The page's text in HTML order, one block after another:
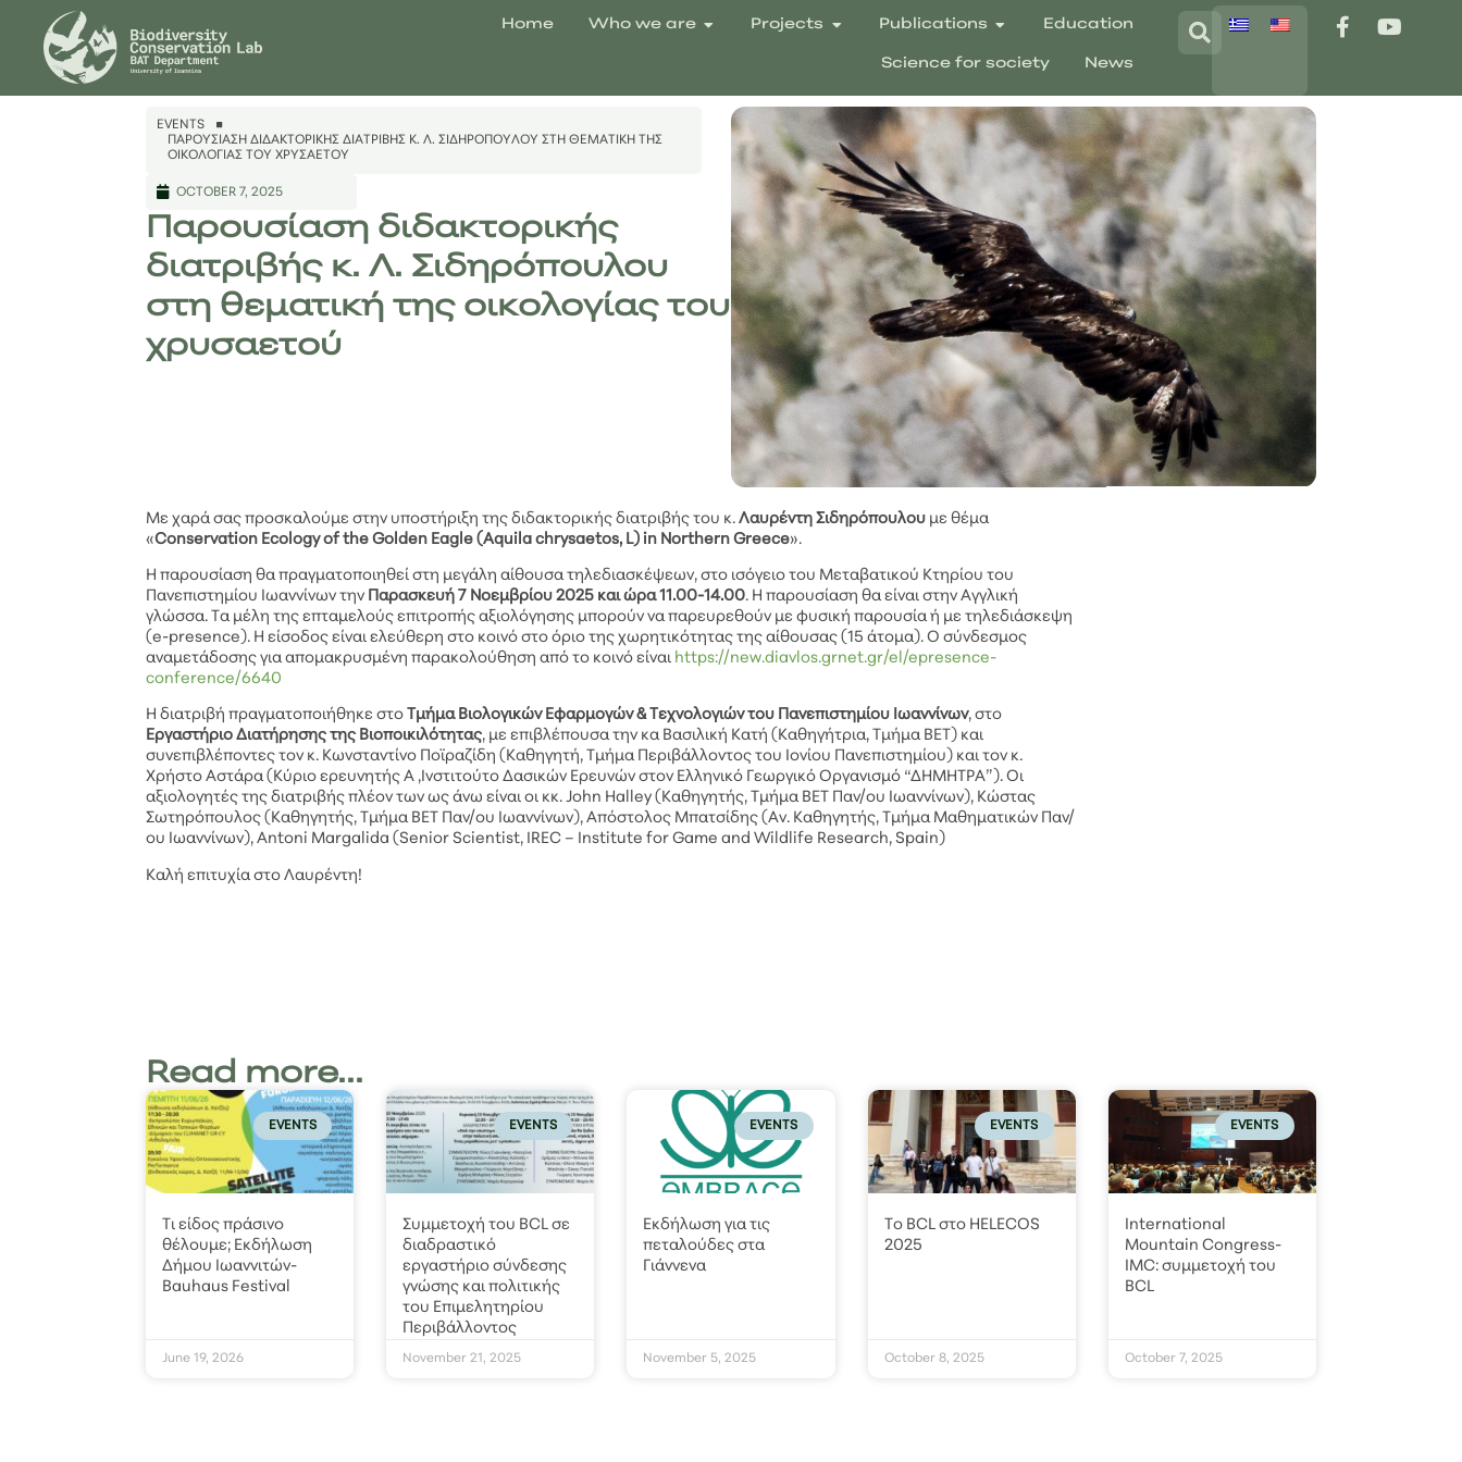
Home Who we are Projects Publications Education
Science for society News
EVENTS
ΠΑΡΟΥΣΊΑΣΗ ΔΙΔΑΚΤΟΡΙΚΉΣ ΔΙΑΤΡΙΒΉΣ Κ. Λ. ΣΙΔΗΡΌΠΟΥΛΟΥ ΣΤΗ ΘΕΜΑΤΙΚΉ ΤΗΣ
ΟΙΚΟΛΟΓΊΑΣ ΤΟΥ ΧΡΥΣΑΕΤΟΎ
OCTOBER 7, 2025
Παρουσίαση διδακτορικής
διατριβής κ. Λ. Σιδηρόπουλου
στη θεματική της οικολογίας του
χρυσαετού
Με χαρά σας προσκαλούμε στην υποστήριξη της διδακτορικής διατριβής του κ.Λαυρέντη Σιδηρόπουλου με θέμα
«Conservation Ecology of the Golden Eagle (Aquila chrysaetos, L) in Northern Greece».
Η παρουσίαση θα πραγματοποιηθεί στη μεγάλη αίθουσα τηλεδιασκέψεων, στο ισόγειο του Μεταβατικού Κτηρίου του
Πανεπιστημίου Ιωαννίνων την Παρασκευή 7 Νοεμβρίου 2025 και ώρα 11.00-14.00. Η παρουσίαση θα είναι στην Αγγλική
γλώσσα. Τα μέλη της επταμελούς επιτροπής αξιολόγησης μπορούν να παρευρεθούν με φυσική παρουσία ή με τηλεδιάσκεψη
(e-presence). Η είσοδος είναι ελεύθερη στο κοινό στο όριο της χωρητικότητας της αίθουσας (15 άτομα). Ο σύνδεσμος
αναμετάδοσης για απομακρυσμένη παρακολούθηση από το κοινό είναι https://new.diavlos.grnet.gr/el/epresence-
conference/6640
Η διατριβή πραγματοποιήθηκε στο Τμήμα Βιολογικών Εφαρμογών & Τεχνολογιών του Πανεπιστημίου Ιωαννίνων, στο
Εργαστήριο Διατήρησης της Βιοποικιλότητας, με επιβλέπουσα την κα Βασιλική Κατή (Καθηγήτρια, Τμήμα ΒΕΤ) και
συνεπιβλέποντες τον κ. Κωνσταντίνο Ποϊραζίδη (Καθηγητή, Τμήμα Περιβάλλοντος του Ιονίου Πανεπιστημίου) και τον κ.
Χρήστο Αστάρα (Κύριο ερευνητής Α ,Ινστιτούτο Δασικών Ερευνών στον Ελληνικό Γεωργικό Οργανισμό “ΔΗΜΗΤΡΑ”). Οι
αξιολογητές της διατριβής πλέον των ως άνω είναι οι κκ. John Halley (Καθηγητής, Τμήμα ΒΕΤ Παν/ου Ιωαννίνων), Κώστας
Σωτηρόπουλος (Καθηγητής, Τμήμα ΒΕΤ Παν/ου Ιωαννίνων), Απόστολος Μπατσίδης (Αν. Καθηγητής, Τμήμα Μαθηματικών Παν/
ου Ιωαννίνων), Antoni Μargalida (Senior Scientist, IREC – Institute for Game and Wildlife Research, Spain)
Καλή επιτυχία στο Λαυρέντη!
Read more...
EVENTS
Τι είδος πράσινο
θέλουμε; Εκδήλωση
Δήμου Ιωαννιτών-
Bauhaus Festival
June 19, 2026
EVENTS
Συμμετοχή του BCL σε
διαδραστικό
εργαστήριο σύνδεσης
γνώσης και πολιτικής
του Επιμελητηρίου
Περιβάλλοντος
November 21, 2025
EVENTS
Εκδήλωση για τις
πεταλούδες στα
Γιάννενα
November 5, 2025
EVENTS
Το BCL στο HELECOS
2025
October 8, 2025
EVENTS
International
Mountain Congress-
IMC: συμμετοχή του
BCL
October 7, 2025